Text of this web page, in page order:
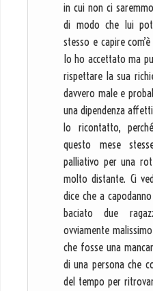
in cui non ci
di modo che lui
stesso e capire
Io ho accettato ma
rispettare la sua
davvero male e
una dipendenza
lo ricontatto,
questo mese
palliativo per una
molto distante. Ci
dice che a
baciato due
ovviamente
che fosse una
di una persona che
del tempo per